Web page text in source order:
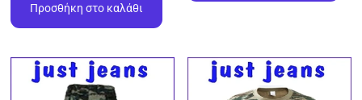
Προσθήκη στο καλάθι